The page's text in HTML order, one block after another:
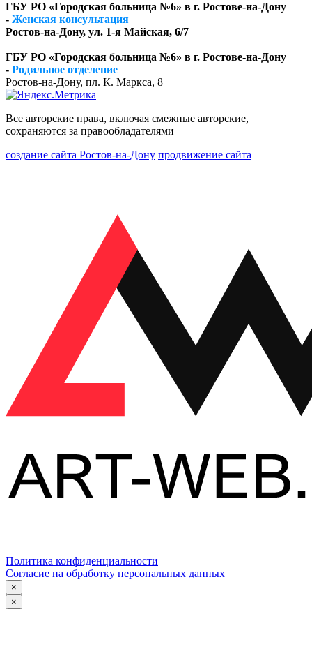
ГБУ РО «Городская больница №6» в г. Ростове-на-Дону
- Женская консультация
Ростов-на-Дону, ул. 1-я Майская, 6/7
ГБУ РО «Городская больница №6» в г. Ростове-на-Дону
- Родильное отделение
Ростов-на-Дону, пл. К. Маркса, 8
Все авторские права, включая смежные авторские,
сохраняются за правообладателями
создание сайта Ростов-на-Дону продвижение сайта
Политика конфиденциальности
Согласие на обработку персональных данных
×
×